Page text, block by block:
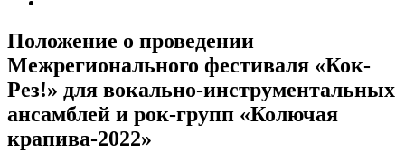
Положение о проведении
Межрегионального фестиваля «Кок-
Рез!» для вокально-инструментальных
ансамблей и рок-групп «Колючая
крапива-2022»